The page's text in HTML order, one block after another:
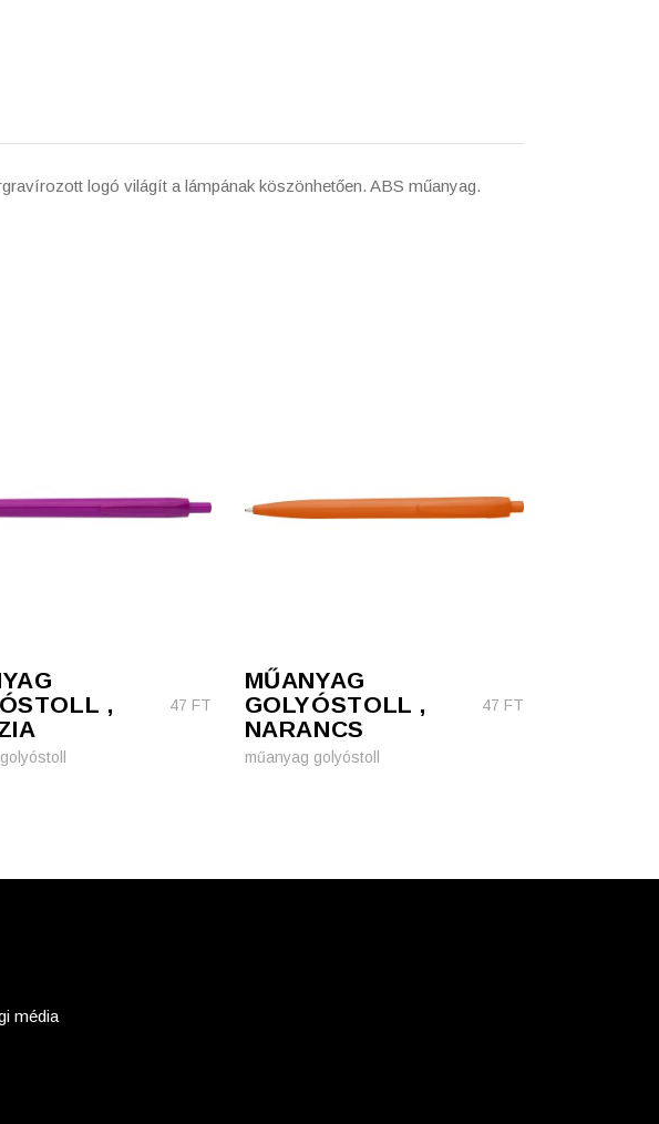
logó világít a lámpának köszönhetően. ABS műanyag.
,
47 FT
MŰANYAG
GOLYÓSTOLL ,
NARANCS
47 FT
műanyag golyóstoll
média